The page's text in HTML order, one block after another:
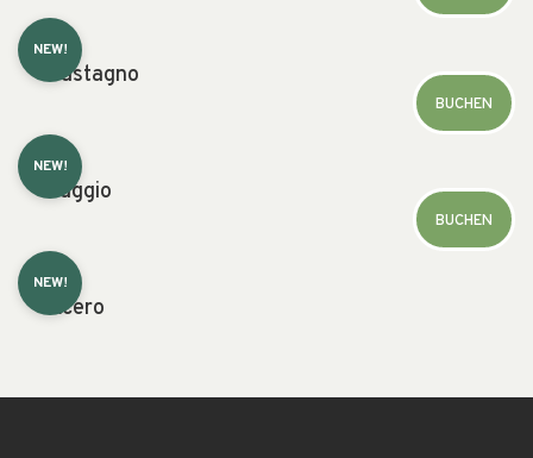
NEW!
Castagno
BUCHEN
NEW!
Faggio
BUCHEN
NEW!
Acero